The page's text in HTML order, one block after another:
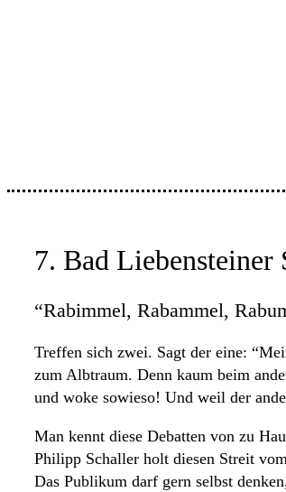
7. Bad Liebensteiner
“Rabimmel, Rabammel,
Treffen sich zwei. Sagt der eine:
zum Albtraum. Denn kaum beim
und woke sowieso! Und weil der
Man kennt diese Debatten von zu
Philipp Schaller holt diesen Streit
Das Publikum darf gern selbst